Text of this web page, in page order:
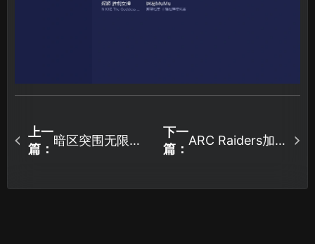
上一
篇：
暗区突围无限国
原因？如何解
下一
篇：
ARC Raiders加
延迟畅玩！